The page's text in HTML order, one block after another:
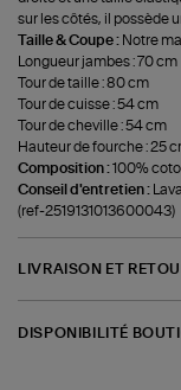
sur les côtés, il possède
Taille & Coupe : Notre
Longueur jambes : 70 cm
Tour de taille : 80 cm
Tour de cuisse : 54 cm
Tour de cheville : 54 cm
Hauteur de fourche : 25
Composition :100%
Conseil d'entretien :
(ref-2519131013600043)
LIVRAISON ET
DISPONIBILITÉ